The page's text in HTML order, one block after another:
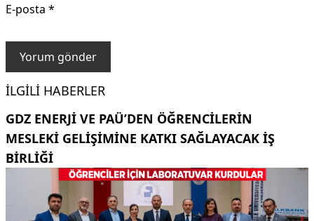
E-posta *
İLGILI HABERLER
GDZ ENERJI VE PAÜ’DEN ÖĞRENCILERIN
MESLEKI GELIŞIMINE KATKI SAĞLAYACAK IŞ
BIRLIĞI